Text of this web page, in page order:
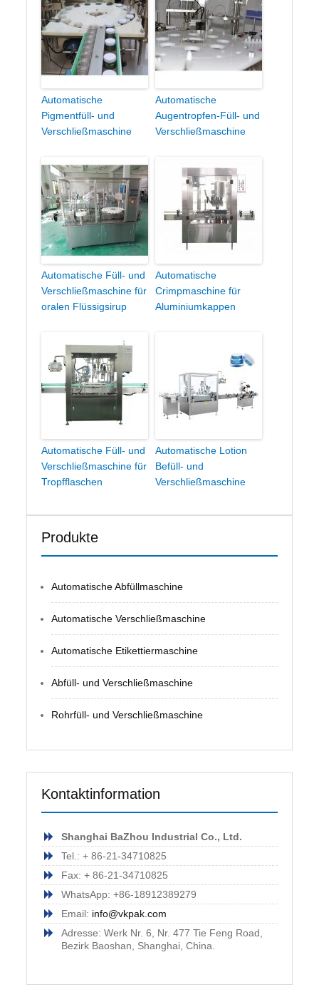
Automatische
Pigmentfüll- und
Verschließmaschine
Automatische
Augentropfen-Füll- und
Verschließmaschine
Automatische Füll- und
Verschließmaschine für
oralen Flüssigsirup
Automatische
Crimpmaschine für
Aluminiumkappen
Automatische Füll- und
Verschließmaschine für
Tropfflaschen
Automatische Lotion
Befüll- und
Verschließmaschine
Produkte
Automatische Abfüllmaschine
Automatische Verschließmaschine
Automatische Etikettiermaschine
Abfüll- und Verschließmaschine
Rohrfüll- und Verschließmaschine
Kontaktinformation
Shanghai BaZhou Industrial Co., Ltd.
Tel.: + 86-21-34710825
Fax: + 86-21-34710825
WhatsApp: +86-18912389279
Email: info@vkpak.com
Adresse: Werk Nr. 6, Nr. 477 Tie Feng Road,
Bezirk Baoshan, Shanghai, China.